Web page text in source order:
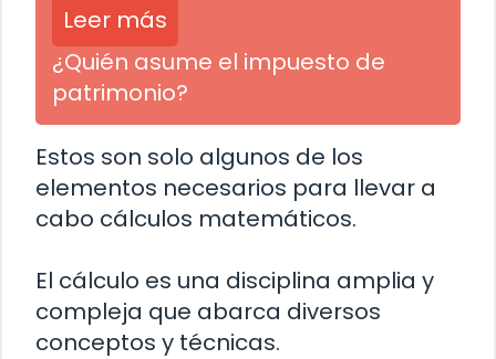
Leer más
¿Quién asume el impuesto de
patrimonio?
Estos son solo algunos de los
elementos necesarios para llevar a
cabo cálculos matemáticos.
El cálculo es una disciplina amplia y
compleja que abarca diversos
conceptos y técnicas.